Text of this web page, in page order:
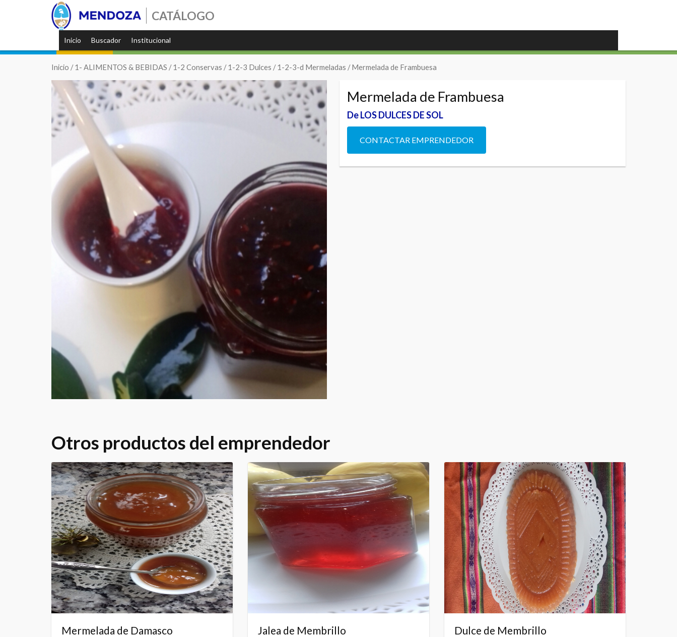
CATÁLOGO
Inicio Buscador Institucional
Inicio /1- ALIMENTOS & BEBIDAS /1-2 Conservas /1-2-3 Dulces /1-2-3-d Mermeladas / Mermelada de Frambuesa
Mermelada de Frambuesa
De LOS DULCES DE SOL
CONTACTAR EMPRENDEDOR
Otros productos del emprendedor
Mermelada de Damasco Jalea de Membrillo Dulce de Membrillo